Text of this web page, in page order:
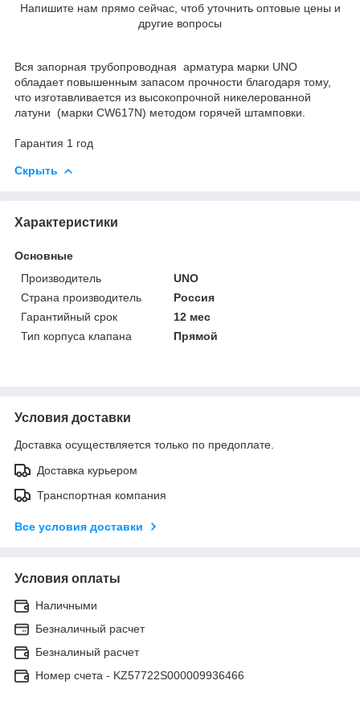
Напишите нам прямо сейчас, чтоб уточнить оптовые цены и
другие вопросы
Вся запорная трубопроводная арматура марки UNO
обладает повышенным запасом прочности благодаря тому,
что изготавливается из высокопрочной никелерованной
латуни (марки CW617N) методом горячей штамповки.
Гарантия 1 год
Скрыть
Характеристики
Основные
Производитель
UNO
Страна производитель
Россия
Гарантийный срок
12 мес
Тип корпуса клапана
Прямой
Условия доставки
Доставка осуществляется только по предоплате.
Доставка курьером
Транспортная компания
Все условия доставки
Условия оплаты
Наличными
Безналичный расчет
Безналиный расчет
Номер счета - KZ57722S000009936466